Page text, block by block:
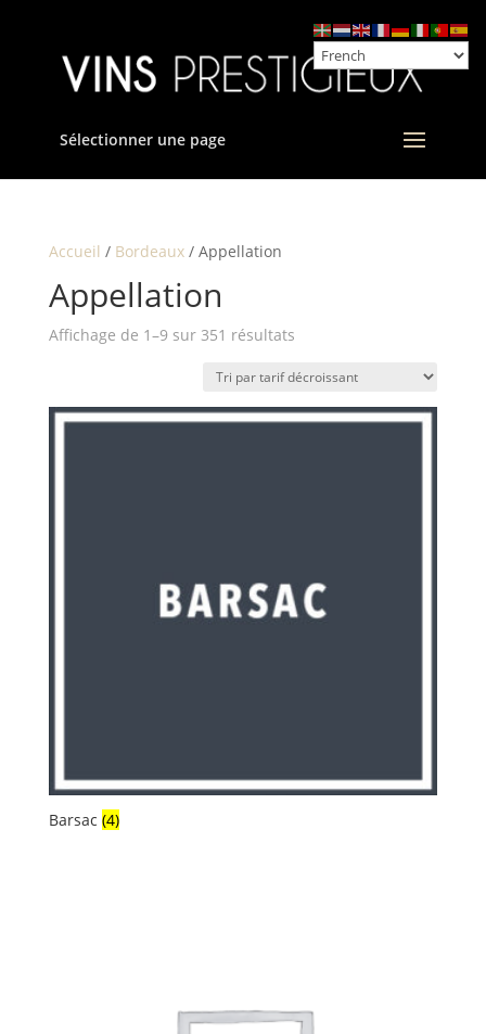
Sélectionner une page
Accueil / Bordeaux/ Appellation
Appellation
Affichage de 1–9 sur 351 résultatsTrié
prix
décroissant
Barsac (4)